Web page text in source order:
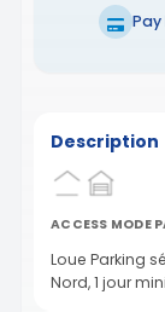
Description
ACCESS MODE
Loue Parking
Nord, 1 jour